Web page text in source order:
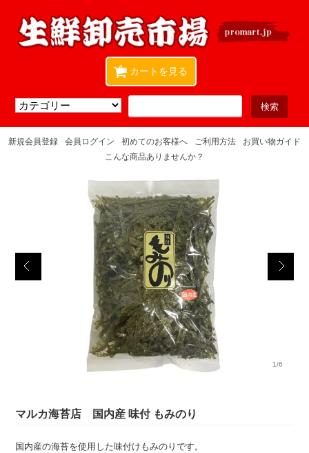
カートを見る
0
新規会員登録 会員ログイン 初めてのお客様へ ご利用方法
お買い物ガイド
こんな商品ありませんか？
1/6
マルカ海苔店 国内産 味付 もみのり
国内産の海苔を使用した味付けもみのりです。